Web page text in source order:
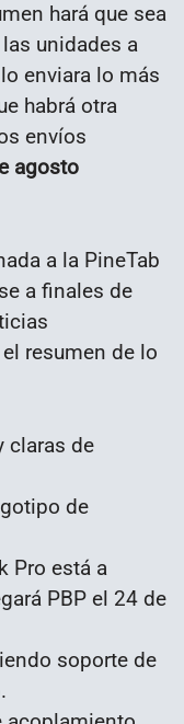
hará que sea
unidades a
enviara lo más
habrá otra
envíos
agosto
a la PineTab
a finales de
resumen de lo
claras de
de
Pro está a
PBP el 24 de
soporte de